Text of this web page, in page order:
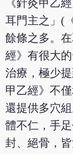
《針灸甲乙
耳門主之」(
餘條之多。
經》有很大
治療，極少
甲乙經》不
還提供多穴
體不仁，手
封、絕骨，